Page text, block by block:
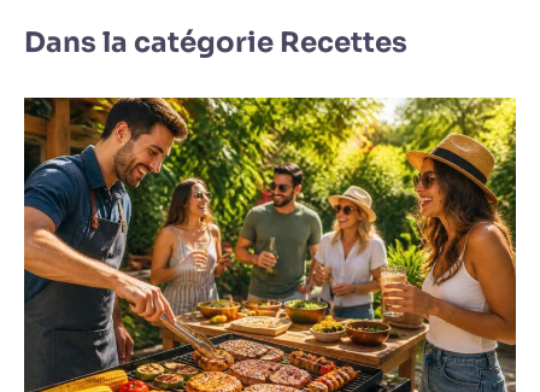
Dans la catégorie Recettes